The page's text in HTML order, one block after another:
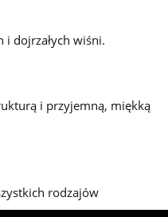
i dojrzałych wiśni.
i przyjemną, miękką
rodzajów